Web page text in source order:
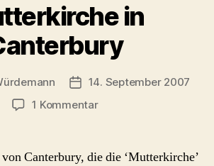
in
Beitragsdatum
14. September 2007
1 Kommentarzu
Canterbury
Canterbury, die die ‘Mutterkirche’